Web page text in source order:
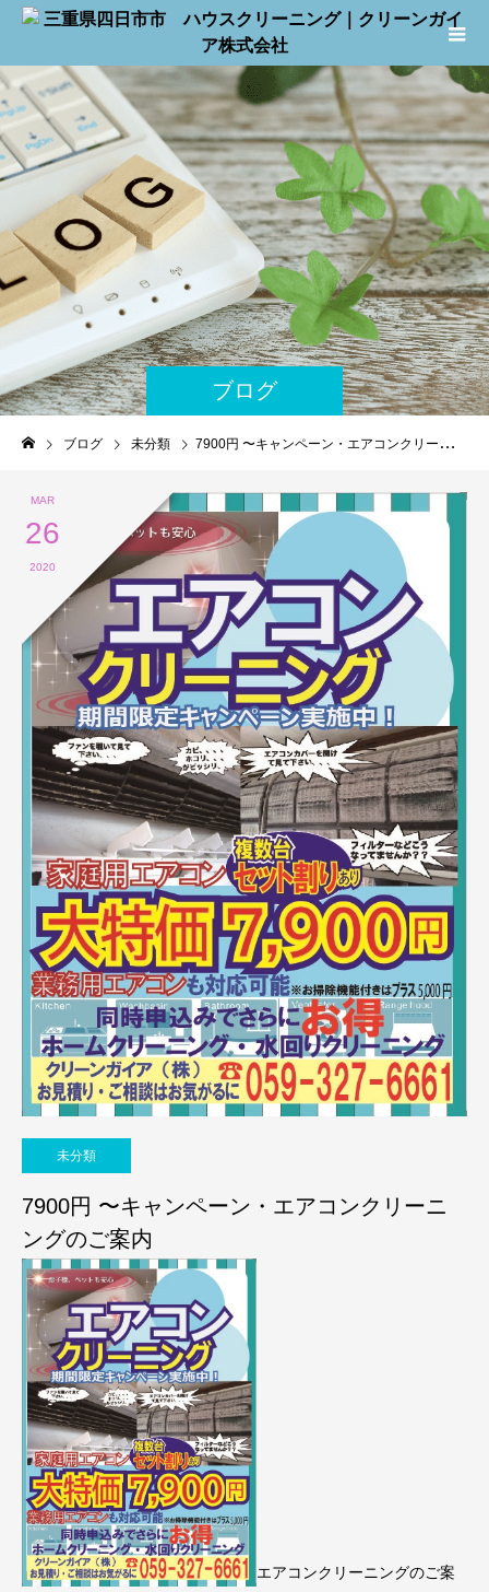
ブログ
ブログ 未分類 7900円 〜キャンペーン・エアコンクリーニングのご案内
MAR
26
2020
未分類
7900円 〜キャンペーン・エアコンクリーニ
ングのご案内
エアコンクリーニングのご案